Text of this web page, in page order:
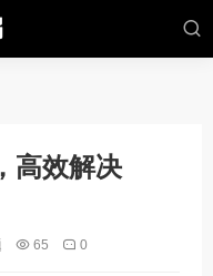
高效解决
65 0